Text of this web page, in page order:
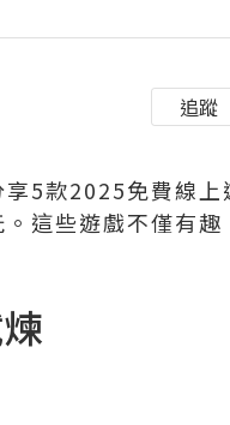
追蹤
5款2025免費線上
這些遊戲不僅有趣